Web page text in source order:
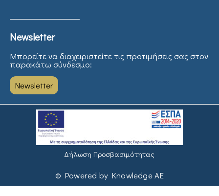
Newsletter
Μπορείτε να διαχειριστείτε τις προτιμήσεις σας στον
παρακάτω σύνδεσμο:
Newsletter
Δήλωση Προσβασιμότητας
© Powered by Knowledge AE